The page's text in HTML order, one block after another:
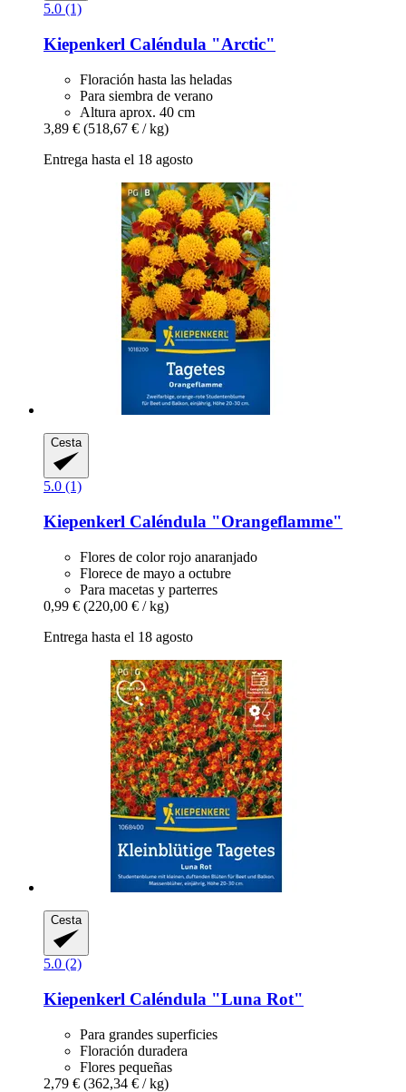
5.0 (1)
Kiepenkerl Caléndula "Arctic"
Floración hasta las heladas
Para siembra de verano
Altura aprox. 40 cm
3,89 € (518,67 € / kg)
Entrega hasta el 18 agosto
Cesta
5.0 (1)
Kiepenkerl Caléndula "Orangeflamme"
Flores de color rojo anaranjado
Florece de mayo a octubre
Para macetas y parterres
0,99 € (220,00 € / kg)
Entrega hasta el 18 agosto
Cesta
5.0 (2)
Kiepenkerl Caléndula "Luna Rot"
Para grandes superficies
Floración duradera
Flores pequeñas
2,79 € (362,34 € / kg)